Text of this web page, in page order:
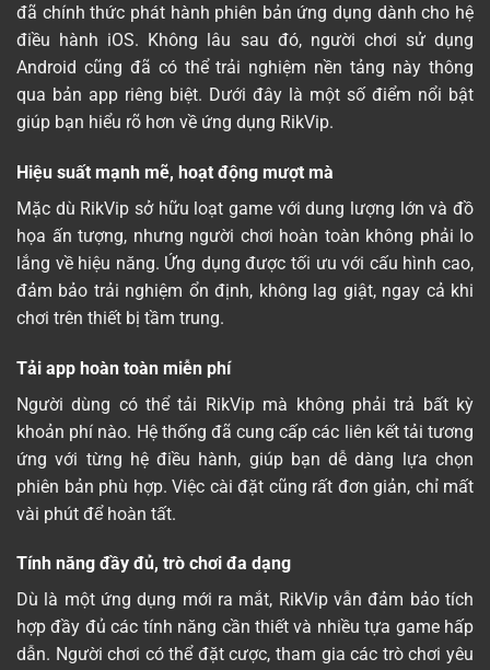
đã chính thức phát hành phiên bản ứng dụng dành cho hệ
điều hành iOS. Không lâu sau đó, người chơi sử dụng
Android cũng đã có thể trải nghiệm nền tảng này thông
qua bản app riêng biệt. Dưới đây là một số điểm nổi bật
giúp bạn hiểu rõ hơn về ứng dụng RikVip.
Hiệu suất mạnh mẽ, hoạt động mượt mà
Mặc dù RikVip sở hữu loạt game với dung lượng lớn và đồ
họa ấn tượng, nhưng người chơi hoàn toàn không phải lo
lắng về hiệu năng. Ứng dụng được tối ưu với cấu hình cao,
đảm bảo trải nghiệm ổn định, không lag giật, ngay cả khi
chơi trên thiết bị tầm trung.
Tải app hoàn toàn miễn phí
Người dùng có thể tải RikVip mà không phải trả bất kỳ
khoản phí nào. Hệ thống đã cung cấp các liên kết tải tương
ứng với từng hệ điều hành, giúp bạn dễ dàng lựa chọn
phiên bản phù hợp. Việc cài đặt cũng rất đơn giản, chỉ mất
vài phút để hoàn tất.
Tính năng đầy đủ, trò chơi đa dạng
Dù là một ứng dụng mới ra mắt, RikVip vẫn đảm bảo tích
hợp đầy đủ các tính năng cần thiết và nhiều tựa game hấp
dẫn. Người chơi có thể đặt cược, tham gia các trò chơi yêu